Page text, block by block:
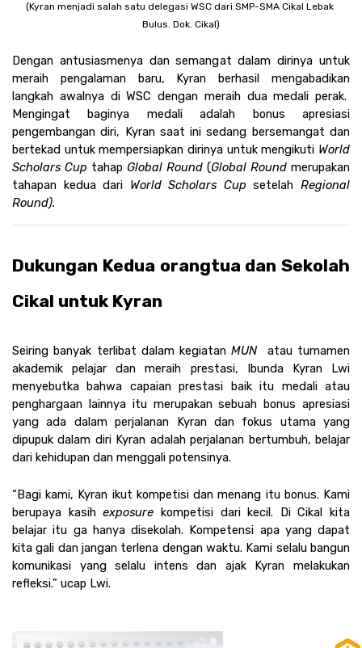
(Kyran menjadi salah satu delegasi WSC dari SMP-SMA Cikal Lebak
Bulus. Dok. Cikal)
Dengan antusiasmenya dan semangat dalam dirinya untuk
meraih pengalaman baru, Kyran berhasil mengabadikan
langkah awalnya di WSC dengan meraih dua medali perak.
Mengingat baginya medali adalah bonus apresiasi
pengembangan diri, Kyran saat ini sedang bersemangat dan
bertekad untuk mempersiapkan dirinya untuk mengikuti World
Scholars Cup tahap Global Round (Global Round merupakan
tahapan kedua dari World Scholars Cup setelah Regional
Round).
Dukungan Kedua orangtua dan Sekolah
Cikal untuk Kyran
Seiring banyak terlibat dalam kegiatan MUN
atau turnamen
akademik pelajar dan meraih prestasi, Ibunda Kyran Lwi
menyebutka bahwa capaian prestasi baik itu medali atau
penghargaan lainnya itu merupakan sebuah bonus apresiasi
yang ada dalam perjalanan Kyran dan fokus utama yang
dipupuk dalam diri Kyran adalah perjalanan bertumbuh, belajar
dari kehidupan dan menggali potensinya.
“Bagi kami, Kyran ikut kompetisi dan menang itu bonus. Kami
berupaya kasih exposure kompetisi dari kecil. Di Cikal kita
belajar itu ga hanya disekolah. Kompetensi apa yang dapat
kita gali dan jangan terlena dengan waktu. Kami selalu bangun
komunikasi yang selalu intens dan ajak Kyran melakukan
refleksi.” ucap Lwi.